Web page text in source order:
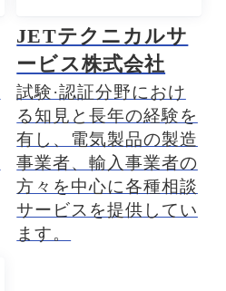
JETテクニカルサ
ービス株式会社
試験·認証分野におけ
る知見と長年の経験を
有し、電気製品の製造
事業者、輸入事業者の
方々を中心に各種相談
サービスを提供してい
ます。